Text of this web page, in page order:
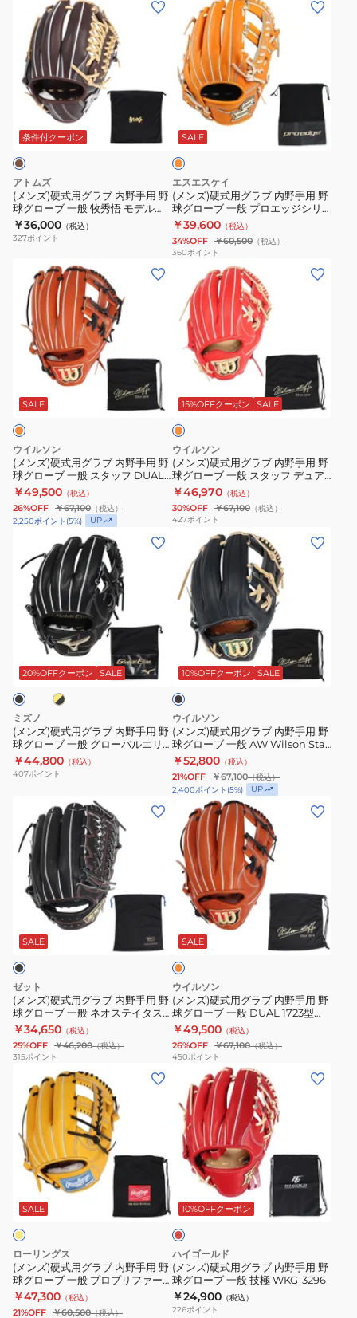
点
ま
1AJGH11603
一
一
ま
で
ス
テ
イ
ス
3237
ー
般
102X26SS
ロ
ー
ブ
般
ロ
ー
バ
ル
エ
Hselection
SIGNA
1AJGH31403
8049
式
ラ
ブ
内
野
手
用
ー
牧
秀
悟
モ
デ
ル
AGL-
条件付クーポン
アトムズ
(メンズ)硬式用グラブ 内野手用 野
球グローブ 一般 牧秀悟 モデル
AGL-066+24F
￥36,000 （税込）
327ポイント
ズ)
硬
式
用
ラ
ブ
内
野
手
用
野
ー
プ
ロ
エ
ッ
ジ
シ
リ
W
PKW84425-
3712
SALE
オ
レ
ン
エスエスケイ
(メンズ)硬式用グラブ 内野手用 野
球グローブ 一般 プロエッジシリ
ーズ W PKW84425-3712
￥39,600 （税込）
34%OFF ￥60,500（税込）
360ポイント
ズ)
硬
ラ
ブ
内
野
手
用
野
ロ
ス
ッ
フ
DUAL
DS
SALE
ウイルソン
(メンズ)硬式用グラブ 内野手用 野
球グローブ 一般 スタッフ DUAL
DS WBW102892
￥49,500 （税込）
26%OFF ￥67,100（税込）
2,250ポイント (5%) UP
ズ)
硬
ラ
ブ
内
野
手
用
野
ー
ス
ッ
フ
デ
ュ
ア
1723
型
WBW103253
15%OFFクーポン SALE
レ
ウイルソン
(メンズ)硬式用グラブ 内野手用 野
球グローブ 一般 スタッフ デュア
ル 1723型 WBW103253
￥46,970 （税込）
30%OFF ￥67,100（税込）
427ポイント
ラ
ブ
内
野
手
用
ロ
グ
ー
バ
ル
エ
リ
イ
ン
フ
ィ
テ
ィ
NEO
1AJGH30213
20%OFFクーポン SALE
ミズノ
(メンズ)硬式用グラブ 内野手用 野
球グローブ 一般 グローバルエリ
ート インフィニティNEO
1AJGH30213
￥44,800 （税込）
407ポイント
ズ)
硬
ラ
ブ
内
野
手
用
野
ロ
ー
AW
Staff
DUAL
ス
タ
ッ
ュ
ア
ル
WBW103641
10%OFFクーポン SALE
ブ
ラ
ッ
ウイルソン
(メンズ)硬式用グラブ 内野手用 野
球グローブ 一般 AW Wilson Staff
DUAL スタッフ デュアル
WBW103641
￥52,800 （税込）
21%OFF ￥67,100（税込）
2,400ポイント (5%) UP
ズ)
ラ
ブ
内
野
手
用
野
ロ
ー
ブ
一
ネ
オ
ス
テ
イ
タ
SALE
ゼット
(メンズ)硬式用グラブ 内野手用 野
球グローブ 一般 ネオステイタス
VL BPGB12430N-1900
￥34,650 （税込）
25%OFF ￥46,200（税込）
315ポイント
ズ)
硬
式
ラ
ブ
内
野
手
用
野
ロ
ー
ブ
DUAL
1723
型
WBW102907
SALE
オ
レ
ウイルソン
(メンズ)硬式用グラブ 内野手用 野
球グローブ 一般 DUAL 1723型
WBW102907
￥49,500 （税込）
26%OFF ￥67,100（税込）
450ポイント
ズ)
硬
式
用
ラ
ブ
内
野
手
用
SALE
ローリングス
(メンズ)硬式用グラブ 内野手用 野
球グローブ 一般 プロプリファー
ド GH5FPRCK4-GT
￥47,300 （税込）
21%OFF ￥60,500（税込）
ズ)
硬
式
ラ
ブ
内
野
手
用
10%OFFクーポン
レ
ッ
ハイゴールド
(メンズ)硬式用グラブ 内野手用 野
球グローブ 一般 技極 WKG-3296
￥24,900 （税込）
226ポイント